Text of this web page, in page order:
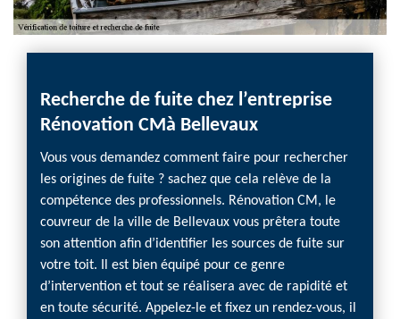
Recherche de fuite chez l’entreprise
Rénovation CMà Bellevaux
Vous vous demandez comment faire pour rechercher
les origines de fuite ? sachez que cela relève de la
compétence des professionnels. Rénovation CM, le
couvreur de la ville de Bellevaux vous prêtera toute
son attention afin d’identifier les sources de fuite sur
votre toit. Il est bien équipé pour ce genre
d’intervention et tout se réalisera avec de rapidité et
en toute sécurité. Appelez-le et fixez un rendez-vous, il